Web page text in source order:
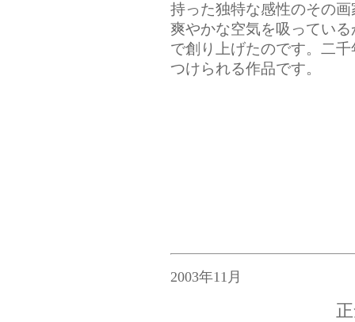
持った独特な感性のその
爽やかな空気を吸ってい
で創り上げたのです。二
つけられる作品です。
2003年11月